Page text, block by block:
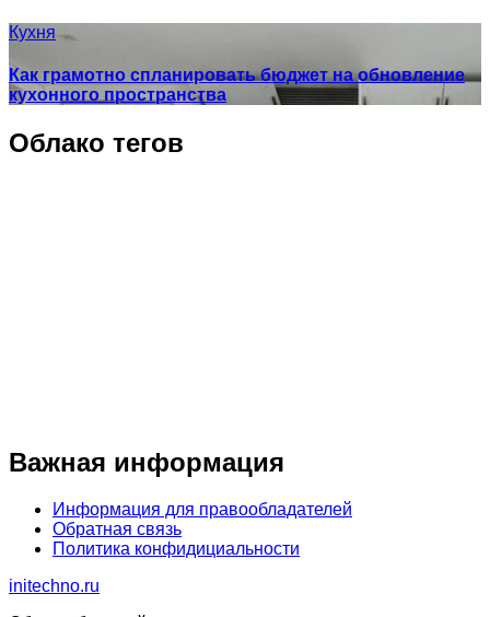
Кухня
Как грамотно спланировать бюджет на обновление
кухонного пространства
Облако тегов
Важная информация
Информация для правообладателей
Обратная связь
Политика конфидициальности
initechno.ru